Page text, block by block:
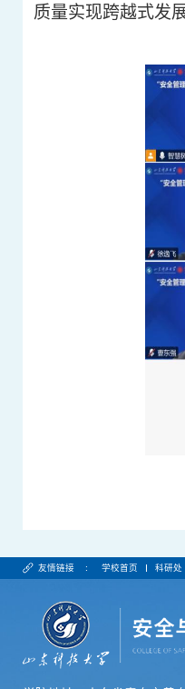
质量实现跨越式发
友情链接 : 学校首页 科研处